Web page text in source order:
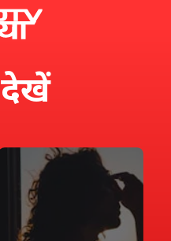
देखें